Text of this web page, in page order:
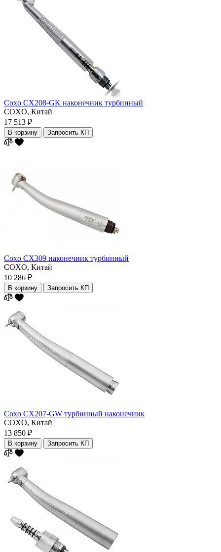
Coxo CX208-GK наконечник турбинный
COXO, Китай
17 513 ₽
В корзину Запросить КП
Coxo CX309 наконечник турбинный
COXO, Китай
10 286 ₽
В корзину Запросить КП
Coxo CX207-GW турбинный наконечник
COXO, Китай
13 850 ₽
В корзину Запросить КП